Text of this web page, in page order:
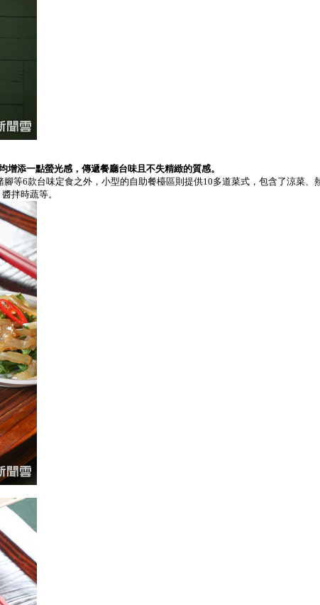
添一點螢光感，傳遞餐廳台味且不失精緻的質感。
等6款台味定食之外，小型的自助餐檯區則提供10多道菜式，包含了涼菜、
拌時蔬等。